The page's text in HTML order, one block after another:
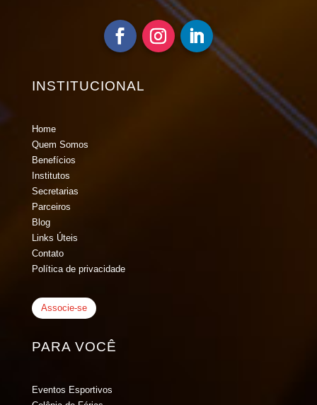
INSTITUCIONAL
Home
Quem Somos
Benefícios
Institutos
Secretarias
Parceiros
Blog
Links Úteis
Contato
Política de privacidade
Associe-se
PARA VOCÊ
Eventos Esportivos